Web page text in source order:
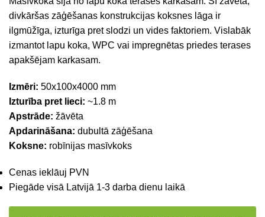
divkāršas zāģēšanas konstrukcijas koksnes lāga ir
ilgmūžīga, izturīga pret slodzi un vides faktoriem. Vislabāk
izmantot lapu koka, WPC vai impregnētas priedes terases
apakšējam karkasam.
Izmēri: 50x100x4000 mm
Izturība pret lieci: ~1.8 m
Apstrāde: žāvēta
Apdarināšana: dubultā zāģēšana
Koksne: robīnijas masīvkoks
Cenas ieklāuj PVN
Piegāde visā Latvijā 1-3 darba dienu laikā